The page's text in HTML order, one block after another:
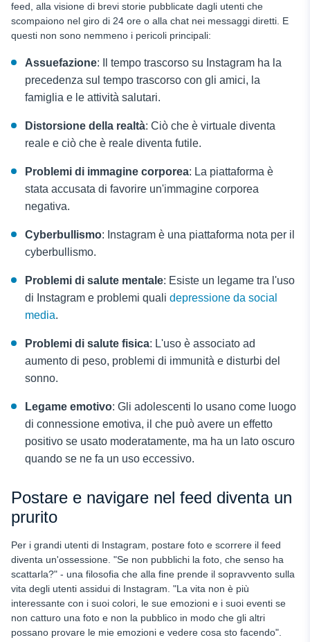
feed, alla visione di brevi storie pubblicate dagli utenti che
scompaiono nel giro di 24 ore o alla chat nei messaggi diretti. E
questi non sono nemmeno i pericoli principali:
Assuefazione: Il tempo trascorso su Instagram ha la
precedenza sul tempo trascorso con gli amici, la
famiglia e le attività salutari.
Distorsione della realtà: Ciò che è virtuale diventa
reale e ciò che è reale diventa futile.
Problemi di immagine corporea: La piattaforma è
stata accusata di favorire un'immagine corporea
negativa.
Cyberbullismo: Instagram è una piattaforma nota per il
cyberbullismo.
Problemi di salute mentale: Esiste un legame tra l'uso
di Instagram e problemi quali depressione da social
media.
Problemi di salute fisica: L'uso è associato ad
aumento di peso, problemi di immunità e disturbi del
sonno.
Legame emotivo: Gli adolescenti lo usano come luogo
di connessione emotiva, il che può avere un effetto
positivo se usato moderatamente, ma ha un lato oscuro
quando se ne fa un uso eccessivo.
Postare e navigare nel feed diventa un
prurito
Per i grandi utenti di Instagram, postare foto e scorrere il feed
diventa un'ossessione. "Se non pubblichi la foto, che senso ha
scattarla?" - una filosofia che alla fine prende il sopravvento sulla
vita degli utenti assidui di Instagram. "La vita non è più
interessante con i suoi colori, le sue emozioni e i suoi eventi se
non catturo una foto e non la pubblico in modo che gli altri
possano provare le mie emozioni e vedere cosa sto facendo".